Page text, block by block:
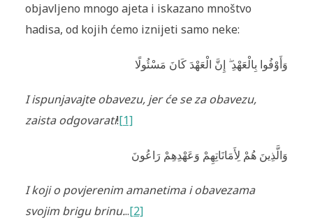
objavljeno mnogo ajeta i iskazano mnoštvo
hadisa, od kojih ćemo iznijeti samo neke:
وَأَوْفُوا بِالْعَهْدِ ۖ إِنَّ الْعَهْدَ كَانَ مَسْئُولًا
I ispunjavajte obavezu, jer će se za obavezu,
zaista odgovarati![1]
وَالَّذِينَ هُمْ لِأَمَانَاتِهِمْ وَعَهْدِهِمْ رَاعُونَ
I koji o povjerenim amanetima i obavezama
svojim brigu brinu...[2]